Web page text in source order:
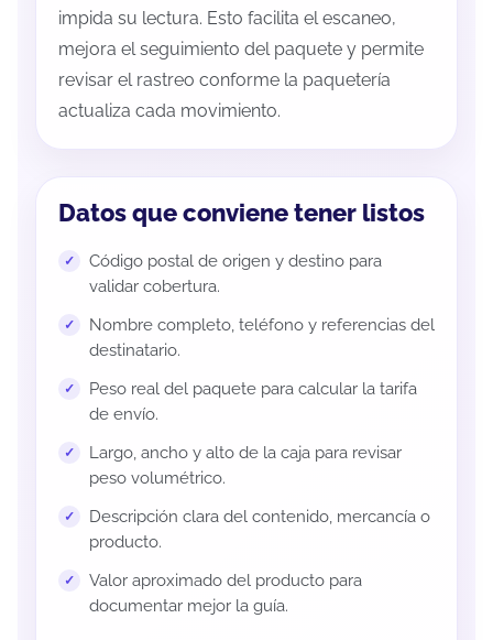
impida su lectura. Esto facilita el escaneo,
mejora el seguimiento del paquete y permite
revisar el rastreo conforme la paquetería
actualiza cada movimiento.
Datos que conviene tener listos
Código postal de origen y destino para
validar cobertura.
Nombre completo, teléfono y referencias del
destinatario.
Peso real del paquete para calcular la tarifa
de envío.
Largo, ancho y alto de la caja para revisar
peso volumétrico.
Descripción clara del contenido, mercancía o
producto.
Valor aproximado del producto para
documentar mejor la guía.